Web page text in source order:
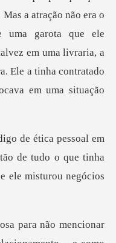
Mas a atração não era o
uma garota que ele
em uma livraria, a
de tudo o que tinha